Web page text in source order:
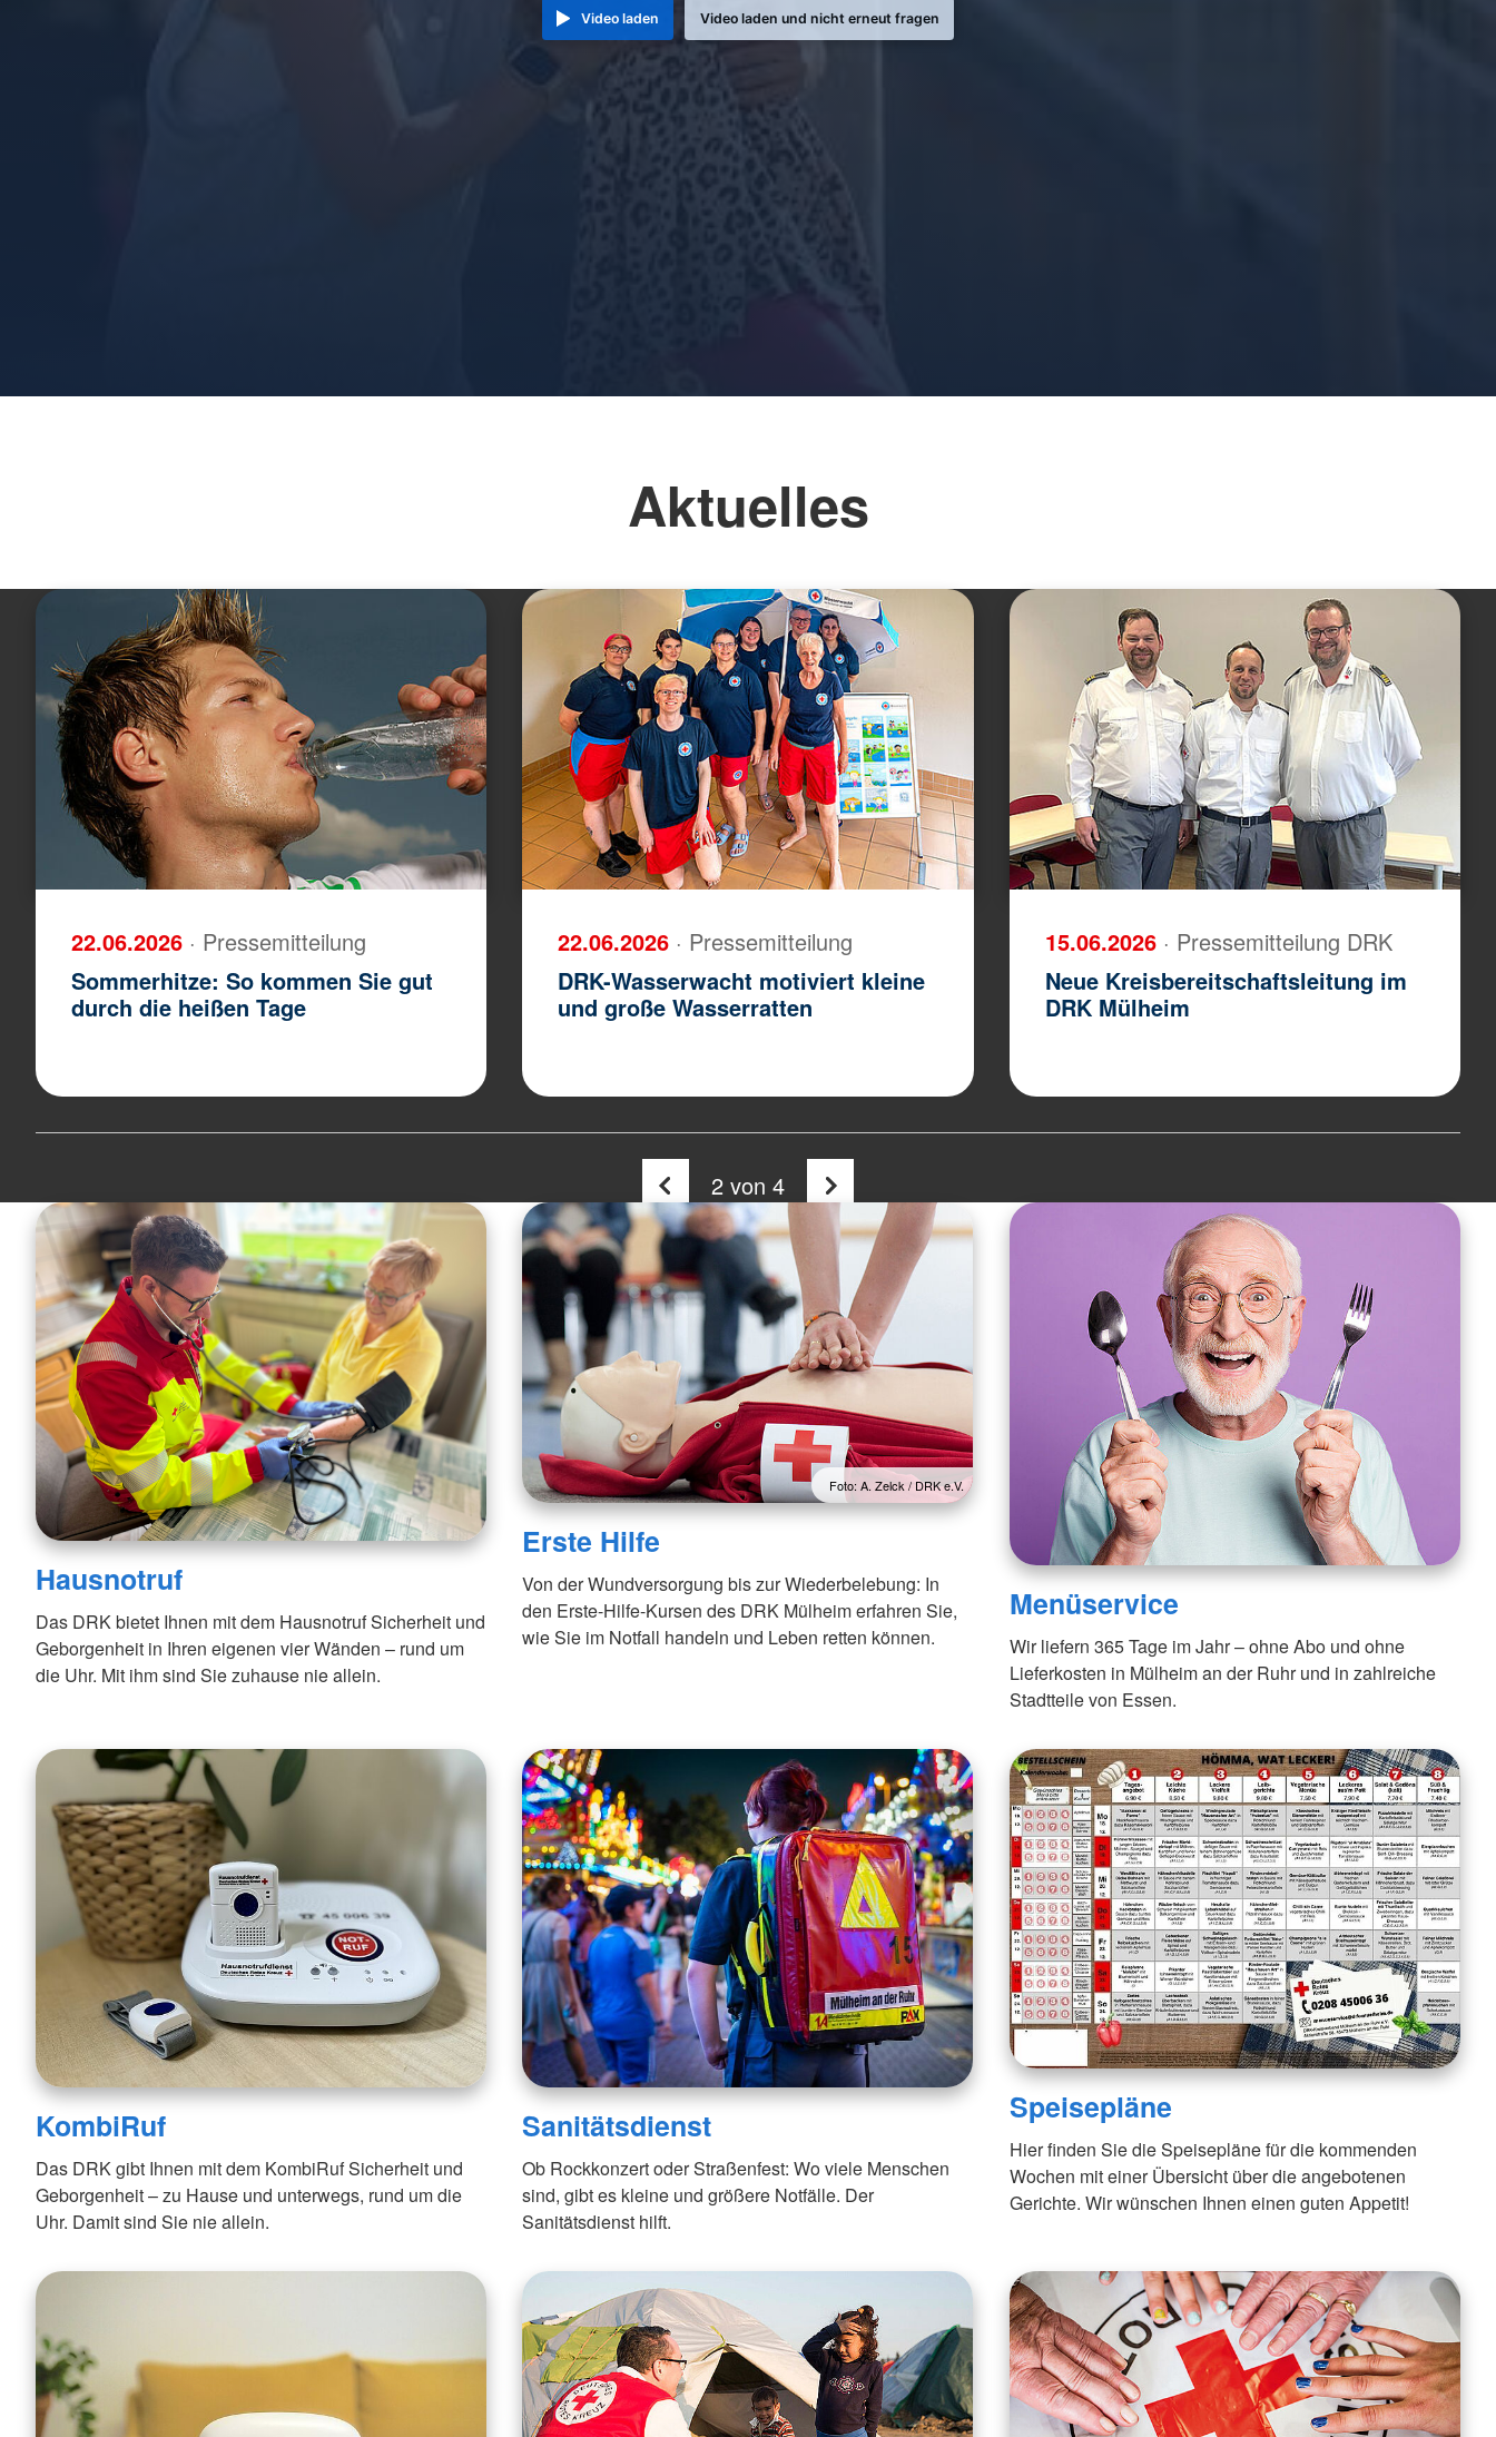
Video laden Video laden und nicht erneut fragen
Aktuelles
22.06.2026 · Pressemitteilung
Sommerhitze: So kommen Sie gut
durch die heißen Tage
22.06.2026 · Pressemitteilung
DRK-Wasserwacht motiviert kleine
und große Wasserratten
15.06.2026 · Pressemitteilung DRK
Neue Kreisbereitschaftsleitung im
DRK Mülheim
2 von 4
Hausnotruf
Das DRK bietet Ihnen mit dem Hausnotruf Sicherheit und
Geborgenheit in Ihren eigenen vier Wänden – rund um
die Uhr. Mit ihm sind Sie zuhause nie allein.
Foto: A. Zelck / DRK e.V.
Erste Hilfe
Von der Wundversorgung bis zur Wiederbelebung: In
den Erste-Hilfe-Kursen des DRK Mülheim erfahren Sie,
wie Sie im Notfall handeln und Leben retten können.
Menüservice
Wir liefern 365 Tage im Jahr – ohne Abo und ohne
Lieferkosten in Mülheim an der Ruhr und in zahlreiche
Stadtteile von Essen.
KombiRuf
Das DRK gibt Ihnen mit dem KombiRuf Sicherheit und
Geborgenheit – zu Hause und unterwegs, rund um die
Uhr. Damit sind Sie nie allein.
Sanitätsdienst
Ob Rockkonzert oder Straßenfest: Wo viele Menschen
sind, gibt es kleine und größere Notfälle. Der
Sanitätsdienst hilft.
Speisepläne
Hier finden Sie die Speisepläne für die kommenden
Wochen mit einer Übersicht über die angebotenen
Gerichte. Wir wünschen Ihnen einen guten Appetit!